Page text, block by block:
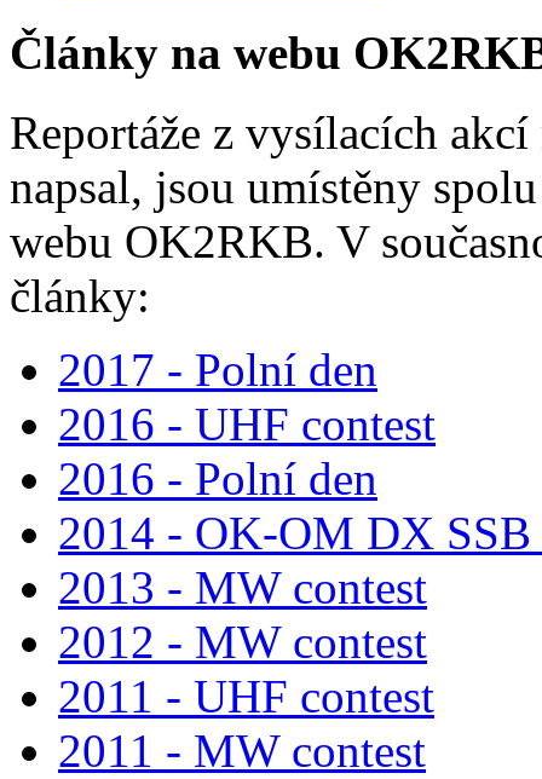
Články na webu
Reportáže z vysílacích
napsal, jsou umístěny
webu OK2RKB. V
články:
2017 - Polní den
2016 - UHF contest
2016 - Polní den
2014 - OK-OM DX SSB
2013 - MW contest
2012 - MW contest
2011 - UHF contest
2011 - MW contest